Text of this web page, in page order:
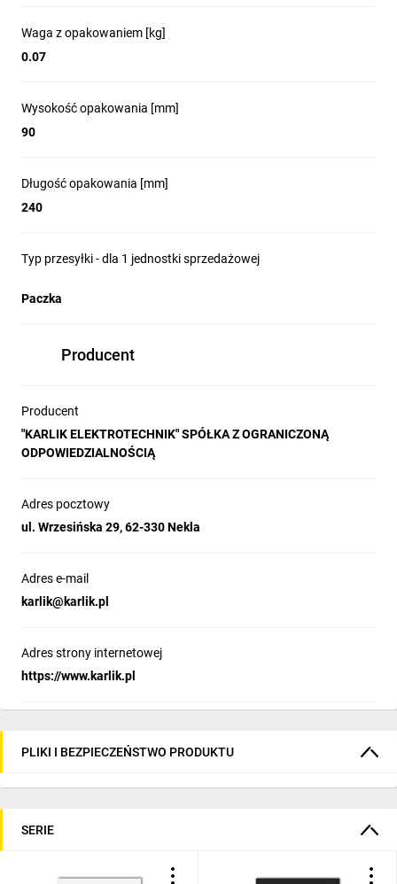
Waga z opakowaniem [kg]
0.07
Wysokość opakowania [mm]
90
Długość opakowania [mm]
240
Typ przesyłki - dla 1 jednostki sprzedażowej
Paczka
Producent
Producent
"KARLIK ELEKTROTECHNIK" SPÓŁKA Z OGRANICZONĄ
ODPOWIEDZIALNOŚCIĄ
Adres pocztowy
ul. Wrzesińska 29, 62-330 Nekla
Adres e-mail
karlik@karlik.pl
Adres strony internetowej
https://www.karlik.pl
PLIKI I BEZPIECZEŃSTWO PRODUKTU
SERIE